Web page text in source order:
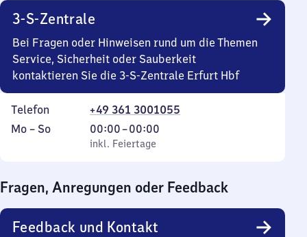
3-S-Zentrale
Bei Fragen oder Hinweisen rund um die Themen
Service, Sicherheit oder Sauberkeit
kontaktieren Sie die 3-S-Zentrale Erfurt Hbf
Telefon
+49 361 3001055
Montag
Mo – So,
inkl. Feiertage
00:00–00:00
Von
0
0
Uhr
inkl. Feiertage
Fragen, Anregungen oder Feedback
Feedback und Kontakt